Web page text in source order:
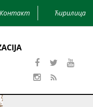
Контакт Ћирилица